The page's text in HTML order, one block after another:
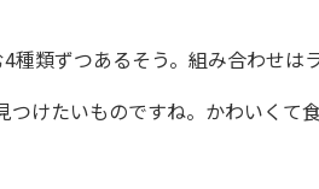
類ずつあるそう。組み合わせは
けたいものですね。かわいくて